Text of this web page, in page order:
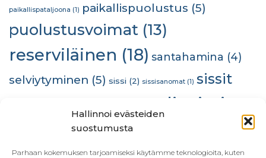
Hallinnoi evästeiden
suostumusta
Parhaan kokemuksen tarjoamiseksi käytämme teknologioita, kuten
paikallispataljoona (1) paikallispuolustus (5)
puolustusvoimat (13)
reserviläinen (18) santahamina (4)
selviytyminen (5) sissi (2) sissisanomat (1) sissit
stadinsissit
(1) utti(1) viestintä(1)